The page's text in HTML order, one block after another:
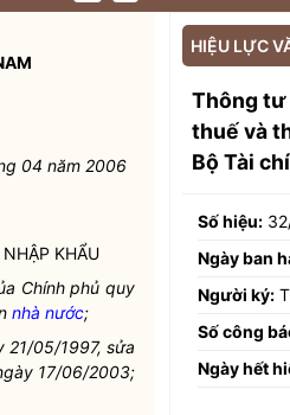
04 năm 2006
KHẨU
Chính phủ quy
nhà nước;
21/05/1997, sửa
17/06/2003;
HIỆU LỰC
Thông tư
thuế và
Bộ Tài
Số hiệu:
Ngày ban
Người ký:
Số công
Ngày hết